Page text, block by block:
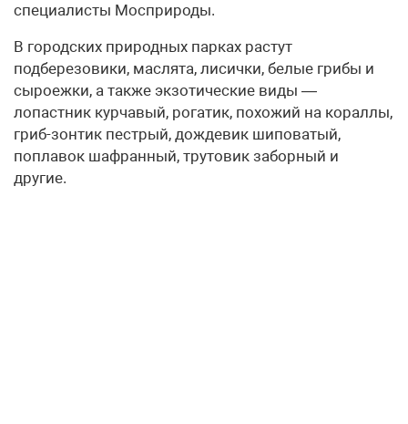
специалисты Мосприроды.
В городских природных парках растут
подберезовики, маслята, лисички, белые грибы и
сыроежки, а также экзотические виды —
лопастник курчавый, рогатик, похожий на кораллы,
гриб-зонтик пестрый, дождевик шиповатый,
поплавок шафранный, трутовик заборный и
другие.